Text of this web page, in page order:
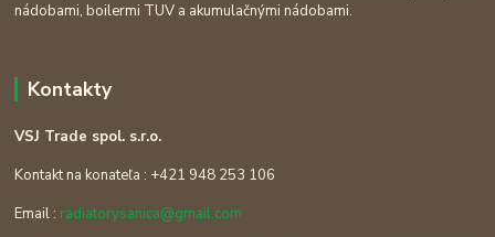
nádobami, boilermi TUV a akumulačnými nádobami.
Kontakty
VSJ Trade spol. s.r.o.
Kontakt na konateľa : +421 948 253 106
Email : radiatorysanica@gmail.com